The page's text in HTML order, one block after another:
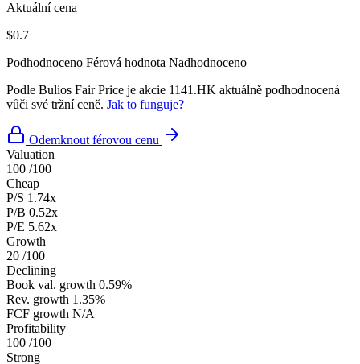
Aktuální cena
$0.7
Podhodnoceno Férová hodnota Nadhodnoceno
Podle Bulios Fair Price je akcie 1141.HK aktuálně podhodnocená
vůči své tržní ceně. Jak to funguje?
Odemknout férovou cenu
Valuation
100 /100
Cheap
P/S 1.74x
P/B 0.52x
P/E 5.62x
Growth
20 /100
Declining
Book val. growth 0.59%
Rev. growth 1.35%
FCF growth N/A
Profitability
100 /100
Strong